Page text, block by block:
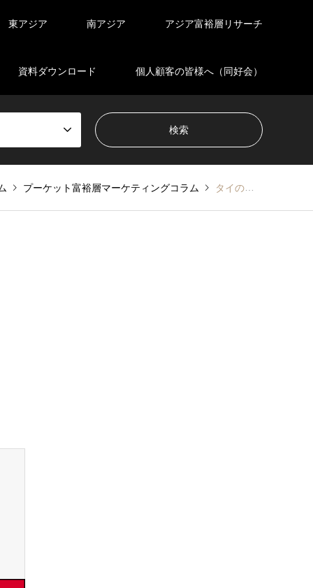
東アジア 南アジア アジア富裕層リサーチ
資料ダウンロード 個人顧客の皆様へ（同好会）
プーケット富裕層マーケティングコラム タイの不動産投資状況